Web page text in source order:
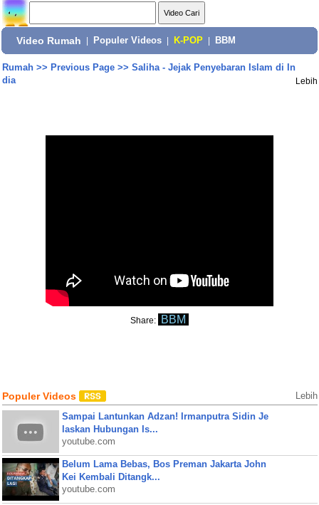
Video Rumah Populer Videos K-POP BBM
Rumah>> Previous Page>> Saliha - Jejak Penyebaran Islam di In
dia
Lebih
Share: BBM
Populer Videos Lebih
Sampai Lantunkan Adzan! Irmanputra Sidin Je
laskan Hubungan Is...
youtube.com
Belum Lama Bebas, Bos Preman Jakarta John
Kei Kembali Ditangk...
youtube.com